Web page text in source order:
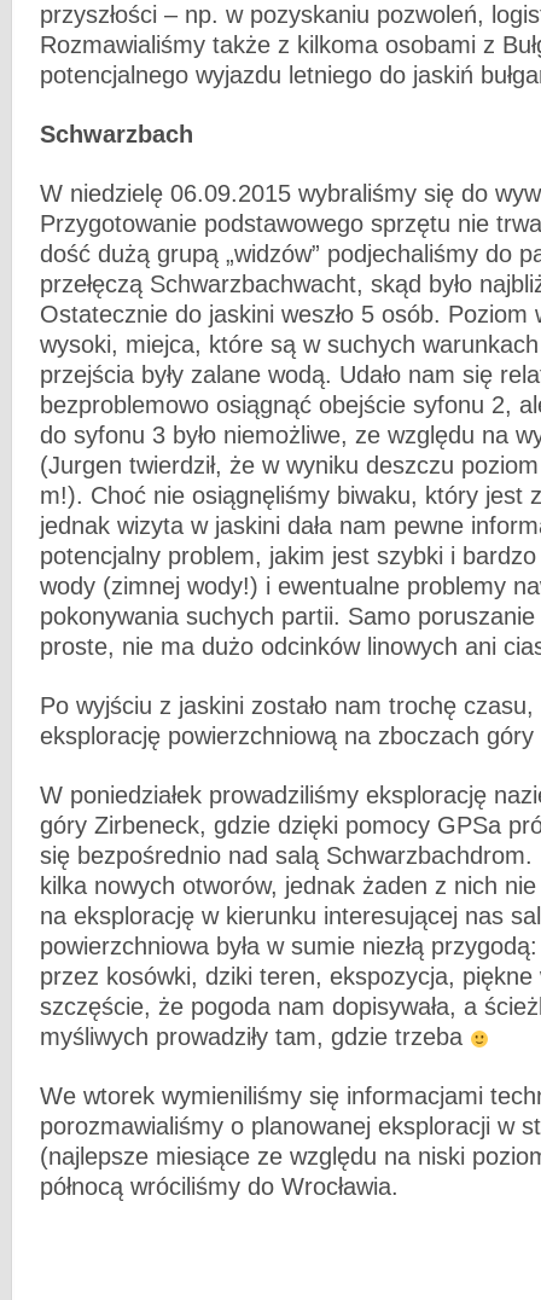
przyszłości – np. w pozyskaniu pozwoleń,
Rozmawialiśmy także z kilkoma osobami z
potencjalnego wyjazdu letniego do jaskiń
Schwarzbach
W niedzielę 06.09.2015 wybraliśmy się do
Przygotowanie podstawowego sprzętu nie
dość dużą grupą „widzów” podjechaliśmy do
przełęczą Schwarzbachwacht, skąd było
Ostatecznie do jaskini weszło 5 osób. Poziom
wysoki, miejca, które są w suchych
przejścia były zalane wodą. Udało nam się
bezproblemowo osiągnąć obejście syfonu 2,
do syfonu 3 było niemożliwe, ze względu na
(Jurgen twierdził, że w wyniku deszczu
m!). Choć nie osiągnęliśmy biwaku, który jest
jednak wizyta w jaskini dała nam pewne
potencjalny problem, jakim jest szybki i
wody (zimnej wody!) i ewentualne problemy
pokonywania suchych partii. Samo
proste, nie ma dużo odcinków linowych ani
Po wyjściu z jaskini zostało nam trochę
eksplorację powierzchniową na zboczach góry
W poniedziałek prowadziliśmy eksplorację
góry Zirbeneck, gdzie dzięki pomocy GPSa
się bezpośrednio nad salą Schwarzbachdrom.
kilka nowych otworów, jednak żaden z nich
na eksplorację w kierunku interesującej nas
powierzchniowa była w sumie niezłą
przez kosówki, dziki teren, ekspozycja, piękne
szczęście, że pogoda nam dopisywała, a
myśliwych prowadziły tam, gdzie trzeba
We wtorek wymieniliśmy się informacjami
porozmawialiśmy o planowanej eksploracji w
(najlepsze miesiące ze względu na niski
północą wróciliśmy do Wrocławia.